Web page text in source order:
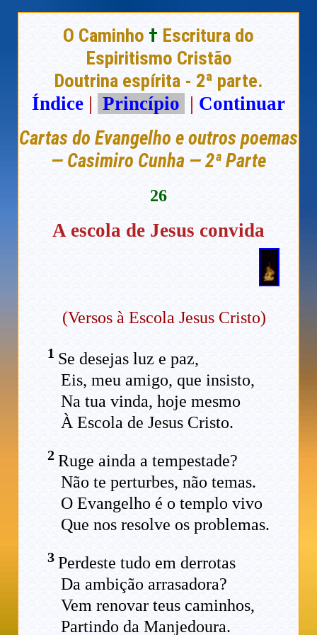
O Caminho † Escritura do
Espiritismo Cristão
Doutrina espírita - 2ª parte.
Índice | Princípio | Continuar
Cartas do Evangelho e outros poemas
— Casimiro Cunha — 2ª Parte
26
A escola de Jesus convida
(Versos à Escola Jesus Cristo)
1 Se desejas luz e paz,
Eis, meu amigo, que insisto,
Na tua vinda, hoje mesmo
À Escola de Jesus Cristo.
2 Ruge ainda a tempestade?
Não te perturbes, não temas.
O Evangelho é o templo vivo
Que nos resolve os problemas.
3 Perdeste tudo em derrotas
Da ambição arrasadora?
Vem renovar teus caminhos,
Partindo da Manjedoura.